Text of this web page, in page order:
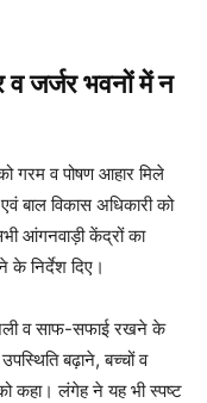
व जर्जर भवनों में न
गरम व पोषण आहार मिले
बाल विकास अधिकारी को
आंगनवाड़ी केंद्रों का
के निर्देश दिए।
व साफ-सफाई रखने के
बढ़ाने, बच्चों व
कहा। लंगेह ने यह भी स्पष्ट